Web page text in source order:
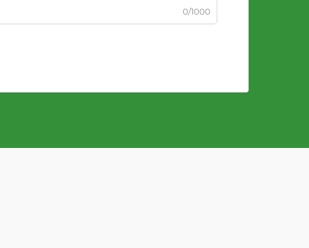
0/1000